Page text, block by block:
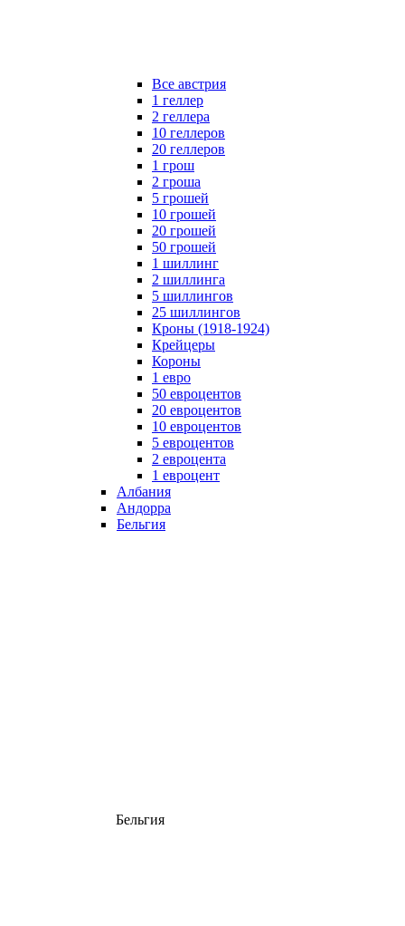
Все австрия
1 геллер
2 геллера
10 геллеров
20 геллеров
1 грош
2 гроша
5 грошей
10 грошей
20 грошей
50 грошей
1 шиллинг
2 шиллинга
5 шиллингов
25 шиллингов
Кроны (1918-1924)
Крейцеры
Короны
1 евро
50 евроцентов
20 евроцентов
10 евроцентов
5 евроцентов
2 евроцента
1 евроцент
Албания
Андорра
Бельгия
Бельгия